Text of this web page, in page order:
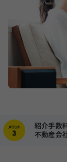
紹介手数
不動産会